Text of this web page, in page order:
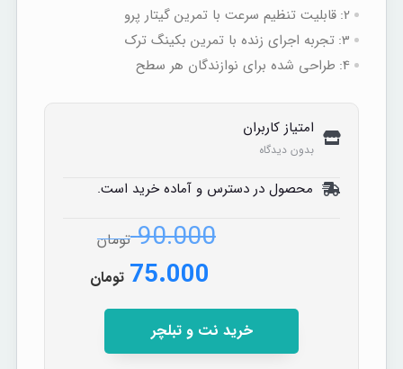
2: قابلیت تنظیم سرعت با تمرین گیتار پرو
3: تجربه اجرای زنده با تمرین بکینگ‌ ترک
4: طراحی شده برای نوازندگان هر سطح
امتیاز کاربران
بدون دیدگاه
محصول در دسترس و آماده خرید است.
90.000 تومان
75.000 تومان
خرید نت و تبلچر